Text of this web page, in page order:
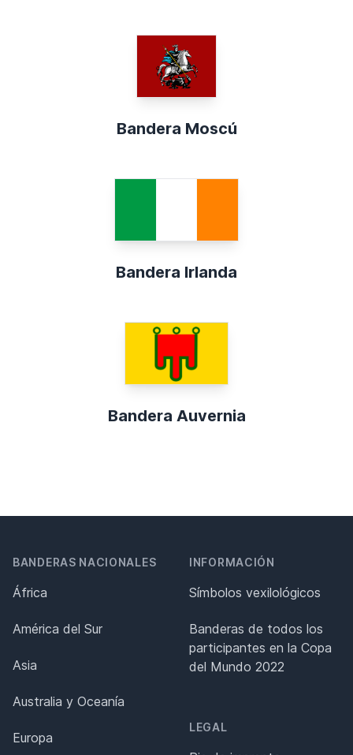
Bandera Moscú
Bandera Irlanda
Bandera Auvernia
BANDERAS NACIONALES
África
América del Sur
Asia
Australia y Oceanía
Europa
INFORMACIÓN
Símbolos vexilológicos
Banderas de todos los
participantes en la Copa
del Mundo 2022
LEGAL